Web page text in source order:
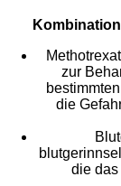
zur
die
die das